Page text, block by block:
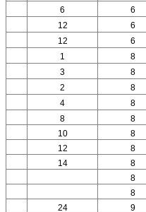
6
6
6
12
6
12
8
1
8
3
8
2
8
4
8
8
8
10
8
12
8
14
8
8
9
24